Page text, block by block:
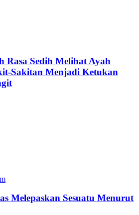
Rasa Sedih Melihat Ayah
Sakitan Menjadi Ketukan
Melepaskan Sesuatu Menurut